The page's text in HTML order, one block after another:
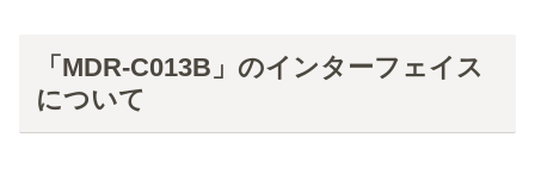
「MDR-C013B」のインターフェイス
について